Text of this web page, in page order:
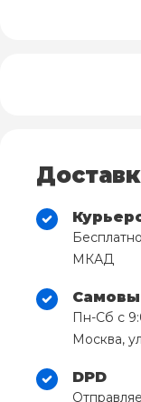
МКАД
Пн-Сб с
Москва,
DPD